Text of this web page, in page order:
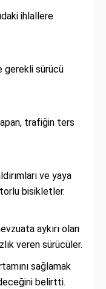
ihlallere
gerekli sürücü
yapan, trafiğin ters
ve yaya
bisikletler.
aykırı olan
veren sürücüler.
sağlamak
belirtti.